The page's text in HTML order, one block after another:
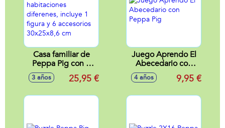
Casa familiar de
Peppa Pig con 3
habitaciones
diferenes, incluye 1
3 años 25,95 €
Juego Aprendo El
Abecedario con
Peppa Pig
4 años 9,95 €